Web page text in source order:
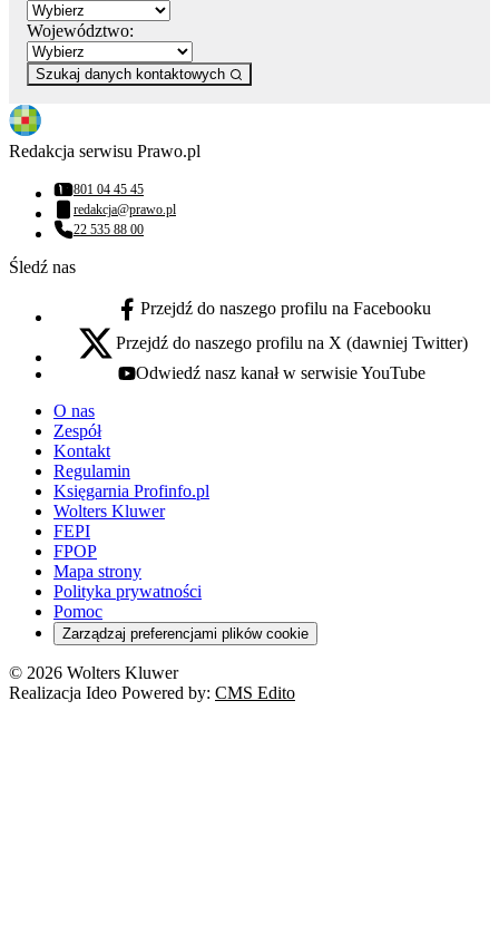
Województwo:
Szukaj danych kontaktowych
Redakcja serwisu Prawo.pl
Numer telefonu:
801 04 45 45
Adres email:
redakcja@prawo.pl
Numer telefonu:
22 535 88 00
Śledź nas
facebook - otwiera się w nowej karcie
Przejdź do naszego profilu na Facebooku
x - otwiera się w nowej karcie
Przejdź do naszego profilu na X (dawniej Twitter)
youtube - otwiera się w nowej karcie
Odwiedź nasz kanał w serwisie YouTube
O nas
Zespół
Kontakt
Regulamin
Księgarnia Profinfo.pl
Wolters Kluwer
FEPI
FPOP
Mapa strony
Polityka prywatności
Pomoc
Zarządzaj preferencjami plików cookie
© 2026 Wolters Kluwer
Realizacja Ideo Powered by: CMS Edito